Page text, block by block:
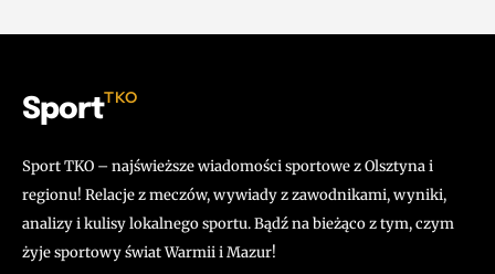
SportTKO
Sport TKO – najświeższe wiadomości sportowe z Olsztyna i
regionu! Relacje z meczów, wywiady z zawodnikami, wyniki,
analizy i kulisy lokalnego sportu. Bądź na bieżąco z tym, czym
żyje sportowy świat Warmii i Mazur!